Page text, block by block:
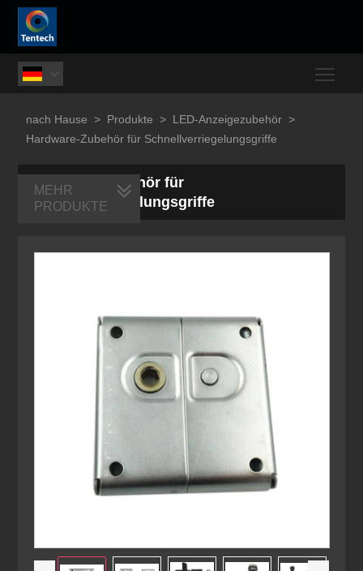

nach Hause > Produkte > LED-Anzeigezubehör >
Hardware-Zubehör für Schnellverriegelungsgriffe
Hardware-Zubehör für
Schnellverriegelungsgriffe
MEHR
PRODUKTE